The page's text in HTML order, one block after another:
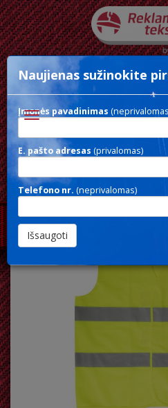
Toggle
SAFETY VEST
Naujienas sužinokite
Įmonės pavadinimas
E. pašto adresas (privalomas)
Telefono nr. (neprivalomas)